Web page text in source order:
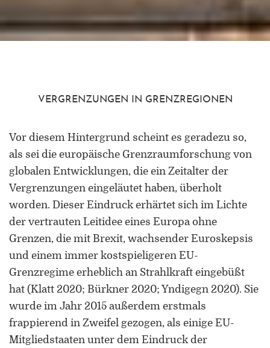
VERGRENZUNGEN IN GRENZREGIONEN
Vor diesem Hintergrund scheint es geradezu so,
als sei die europäische Grenzraumforschung von
globalen Entwicklungen, die ein Zeitalter der
Vergrenzungen eingeläutet haben, überholt
worden. Dieser Eindruck erhärtet sich im Lichte
der vertrauten Leitidee eines Europa ohne
Grenzen, die mit Brexit, wachsender Euroskepsis
und einem immer kostspieligeren EU-
Grenzregime erheblich an Strahlkraft eingebüßt
hat (Klatt 2020; Bürkner 2020; Yndigegn 2020). Sie
wurde im Jahr 2015 außerdem erstmals
frappierend in Zweifel gezogen, als einige EU-
Mitgliedstaaten unter dem Eindruck der